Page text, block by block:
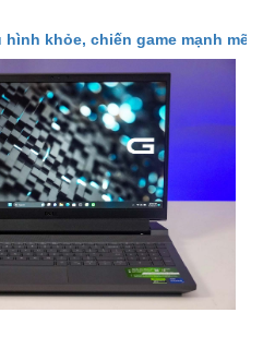
khỏe, chiến game mạnh mẽ